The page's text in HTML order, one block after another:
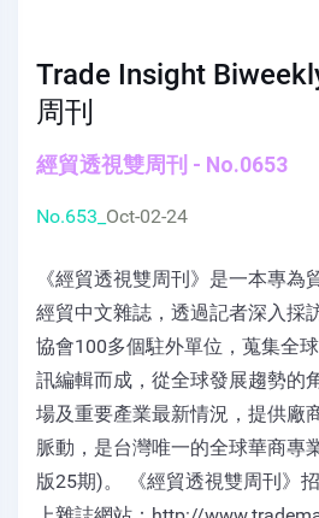
Trade Insight
周刊
經貿透視雙周刊 - No.0653
No.653_ Oct-02-24
《經貿透視雙周刊》是一本專為
經貿中文雜誌，透過記者深入採
協會100多個駐外單位，蒐集全
訊編輯而成，從全球發展趨勢的
場及重要產業最新情況，提供廠
脈動，是台灣唯一的全球華商專
版25期)。 《經貿透視雙周刊》